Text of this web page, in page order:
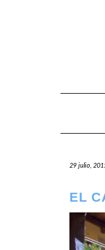
29 julio,
EL